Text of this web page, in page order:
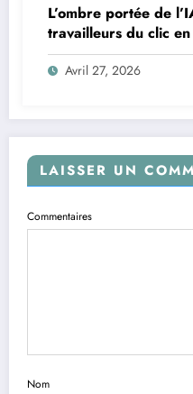
L’ombre portée de
travailleurs du clic
révolution numérique
Avril 27, 2026
LAISSER UN
Commentaires
Nom